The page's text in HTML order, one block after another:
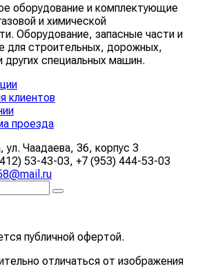
оборудование и комплектующие
и химической
Оборудование, запасные части и
для строительных, дорожных,
других специальных машин.
клиентов
проезда
ул. Чаадаева, 36, корпус 3
53-43-03, +7 (953) 444-53-03
публичной офертой.
отличаться от изображения